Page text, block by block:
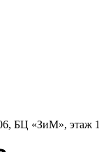
БЦ «ЗиМ», этаж 1